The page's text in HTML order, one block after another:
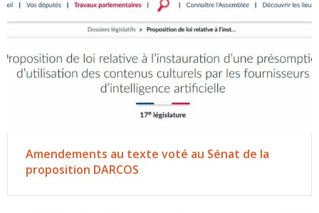
Amendements au texte voté au Sénat de la
proposition DARCOS